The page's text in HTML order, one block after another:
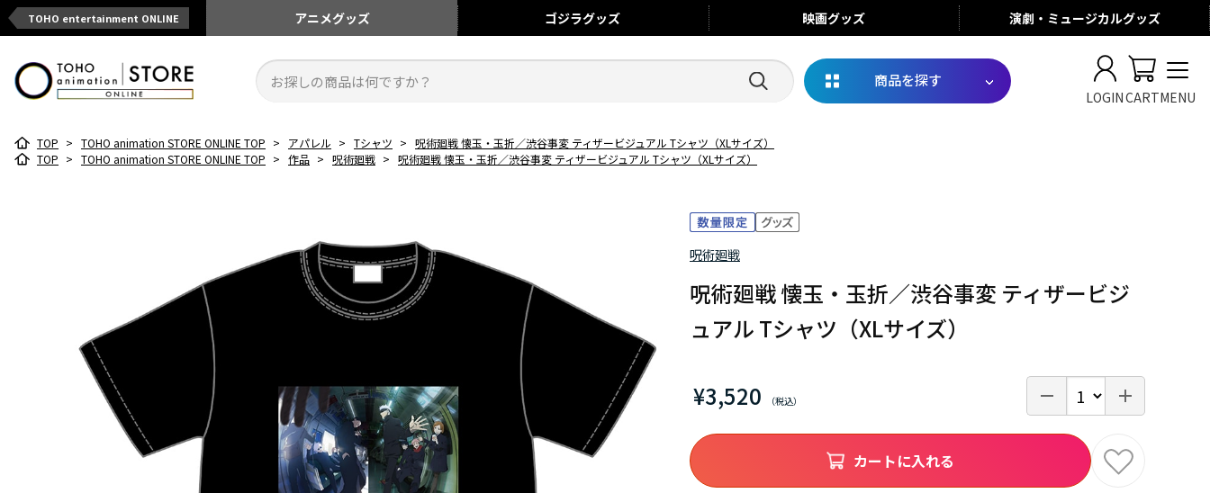
TOHO entertainment ONLINE アニメグッズ ゴジラグッズ 映画グッズ 演劇・ミュージカルグッズ
商品を探す
LOGINCARTMENU
TOP > TOHO animation STORE ONLINE TOP > アパレル > Tシャツ > 呪術廻戦 懐玉・玉折／渋谷事変 ティザービジュアル Tシャツ（XLサイズ）
TOP > TOHO animation STORE ONLINE TOP > 作品 > 呪術廻戦 > 呪術廻戦 懐玉・玉折／渋谷事変 ティザービジュアル Tシャツ（XLサイズ）
呪術廻戦
呪術廻戦 懐玉・玉折／渋谷事変 ティザービジ
ュアル Tシャツ（XLサイズ）
¥3,520
カートに入れる